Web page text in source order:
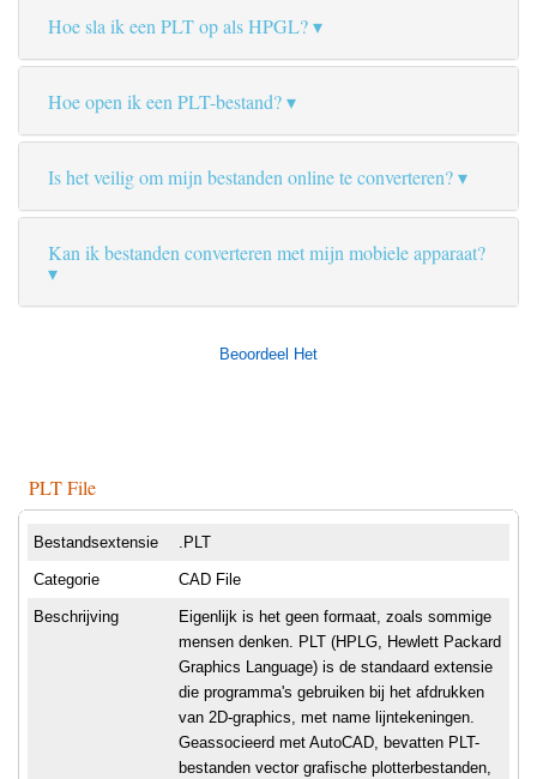
Hoe sla ik een PLT op als HPGL?
Hoe open ik een PLT-bestand?
Is het veilig om mijn bestanden online te converteren?
Kan ik bestanden converteren met mijn mobiele apparaat?
Beoordeel Het
PLT File
Bestandsextensie .PLT
Categorie CAD File
Beschrijving
Eigenlijk is het geen formaat, zoals sommige
mensen denken. PLT (HPLG, Hewlett Packard
Graphics Language) is de standaard extensie
die programma's gebruiken bij het afdrukken
van 2D-graphics, met name lijntekeningen.
Geassocieerd met AutoCAD, bevatten PLT-
bestanden vector grafische plotterbestanden,